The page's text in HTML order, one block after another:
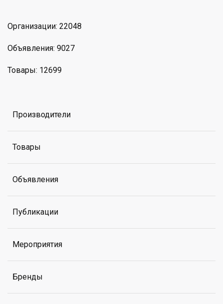
Организации: 22048
Объявления: 9027
Товары: 12699
Производители
Товары
Объявления
Публикации
Мероприятия
Бренды